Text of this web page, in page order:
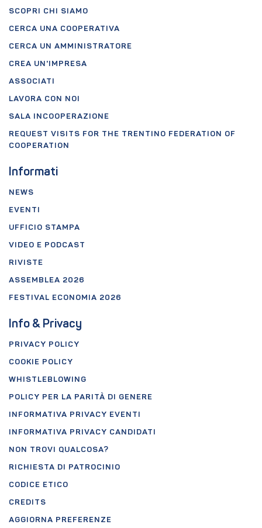
SCOPRI CHI SIAMO
CERCA UNA COOPERATIVA
CERCA UN AMMINISTRATORE
CREA UN'IMPRESA
ASSOCIATI
LAVORA CON NOI
SALA INCOOPERAZIONE
REQUEST VISITS FOR THE TRENTINO FEDERATION OF
COOPERATION
Informati
NEWS
EVENTI
UFFICIO STAMPA
VIDEO E PODCAST
RIVISTE
ASSEMBLEA 2026
FESTIVAL ECONOMIA 2026
Info & Privacy
PRIVACY POLICY
COOKIE POLICY
WHISTLEBLOWING
POLICY PER LA PARITÀ DI GENERE
INFORMATIVA PRIVACY EVENTI
INFORMATIVA PRIVACY CANDIDATI
NON TROVI QUALCOSA?
RICHIESTA DI PATROCINIO
CODICE ETICO
CREDITS
AGGIORNA PREFERENZE